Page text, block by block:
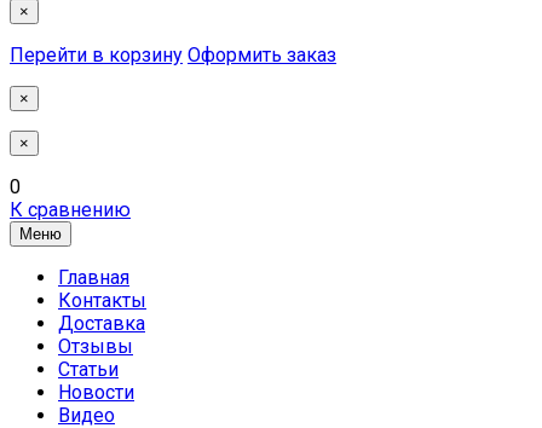
×
Перейти в корзину Оформить заказ
×
×
0
К сравнению
Меню
Главная
Контакты
Доставка
Отзывы
Статьи
Новости
Видео